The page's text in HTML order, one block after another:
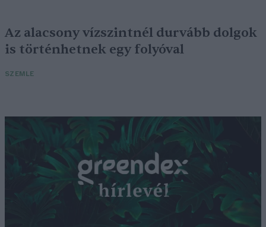
Az alacsony vízszintnél durvább dolgok
is történhetnek egy folyóval
SZEMLE